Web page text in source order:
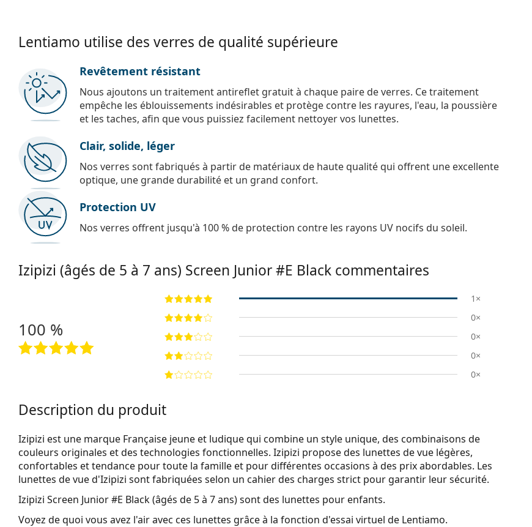
Lentiamo utilise des verres de qualité supérieure
Revêtement résistant
Nous ajoutons un traitement antireflet gratuit à chaque paire de verres. Ce traitement
empêche les éblouissements indésirables et protège contre les rayures, l'eau, la poussière
et les taches, afin que vous puissiez facilement nettoyer vos lunettes.
Clair, solide, léger
Nos verres sont fabriqués à partir de matériaux de haute qualité qui offrent une excellente
optique, une grande durabilité et un grand confort.
Protection UV
Nos verres offrent jusqu'à 100 % de protection contre les rayons UV nocifs du soleil.
Izipizi (âgés de 5 à 7 ans) Screen Junior #E Black commentaires
100 %
1×
0×
0×
0×
0×
Description du produit
Izipizi est une marque Française jeune et ludique qui combine un style unique, des combinaisons de
couleurs originales et des technologies fonctionnelles. Izipizi propose des lunettes de vue légères,
confortables et tendance pour toute la famille et pour différentes occasions à des prix abordables. Les
lunettes de vue d'Izipizi sont fabriquées selon un cahier des charges strict pour garantir leur sécurité.
Izipizi Screen Junior #E Black (âgés de 5 à 7 ans)sont des lunettes pour enfants.
Voyez de quoi vous avez l'air avec ces lunettes grâce à la fonction d'essai virtuel de Lentiamo.